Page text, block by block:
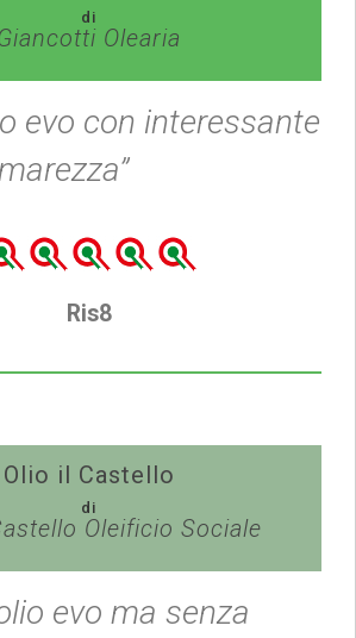
di
Olearia
evo con interessante
Ris8
Olio il Castello
di
Oleificio Sociale
evo ma senza